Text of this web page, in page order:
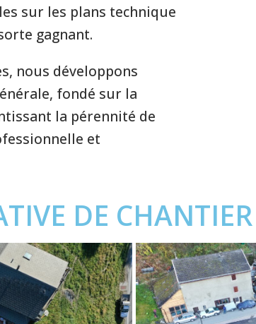
sur les plans technique
gagnant.
nous développons
fondé sur la
la pérennité de
et
DE CHANTIER